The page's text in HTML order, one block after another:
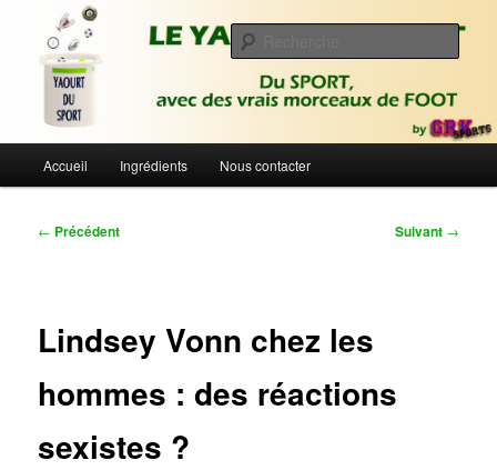
contenu
Le Yaourt du Sport
Du sport avec des vrais morceaux de foot | Gronique's Sports Blog
principal
Accueil Ingrédients Nous contacter
Navigation
← Précédent Suivant →
Lindsey Vonn chez les
hommes : des réactions
sexistes ?